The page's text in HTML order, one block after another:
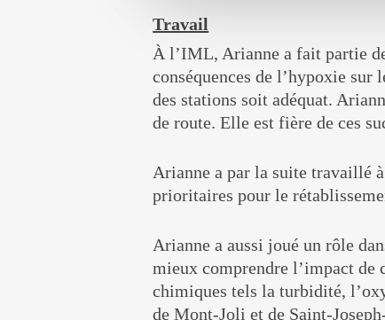
Travail
À l’IML, Arianne a fait partie
conséquences de l’hypoxie
des stations soit adéquat.
de route. Elle est fière de ces
Arianne a par la suite travaillé
prioritaires pour le
Arianne a aussi joué un rôle
mieux comprendre l’impact de
chimiques tels la turbidité,
de Mont-Joli et de Saint-